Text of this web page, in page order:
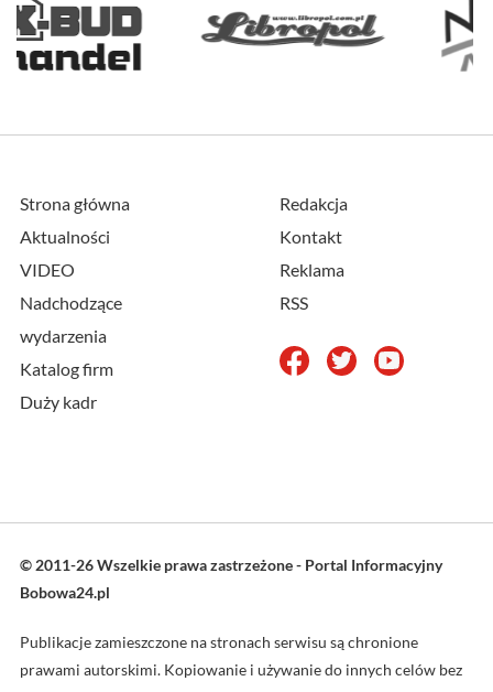
Strona główna
Aktualności
VIDEO
Nadchodzące
wydarzenia
Katalog firm
Duży kadr
Redakcja
Kontakt
Reklama
RSS
© 2011-26 Wszelkie prawa zastrzeżone - Portal Informacyjny
Bobowa24.pl
Publikacje zamieszczone na stronach serwisu są chronione
prawami autorskimi. Kopiowanie i używanie do innych celów bez